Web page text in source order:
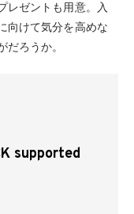
レゼントも用意。入
向けて気分を高めな
ろうか。
supported